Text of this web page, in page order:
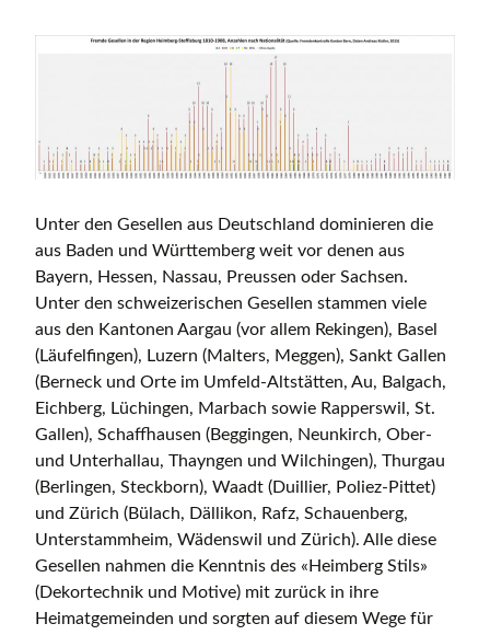
Unter den Gesellen aus Deutschland dominieren die
aus Baden und Württemberg weit vor denen aus
Bayern, Hessen, Nassau, Preussen oder Sachsen.
Unter den schweizerischen Gesellen stammen viele
aus den Kantonen Aargau (vor allem Rekingen), Basel
(Läufelfingen), Luzern (Malters, Meggen), Sankt Gallen
(Berneck und Orte im Umfeld-Altstätten, Au, Balgach,
Eichberg, Lüchingen, Marbach sowie Rapperswil, St.
Gallen), Schaffhausen (Beggingen, Neunkirch, Ober-
und Unterhallau, Thayngen und Wilchingen), Thurgau
(Berlingen, Steckborn), Waadt (Duillier, Poliez-Pittet)
und Zürich (Bülach, Dällikon, Rafz, Schauenberg,
Unterstammheim, Wädenswil und Zürich). Alle diese
Gesellen nahmen die Kenntnis des «Heimberg Stils»
(Dekortechnik und Motive) mit zurück in ihre
Heimatgemeinden und sorgten auf diesem Wege für